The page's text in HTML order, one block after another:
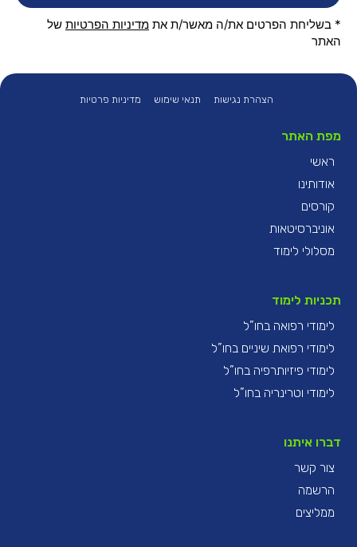
* בשליחת הפרטים את/ה מאשר/ת את מדיניות הפרטיות של
האתר
הצהרת נגישות תנאי שימוש מדיניות פרטיות
מפת האתר
ראשי
אודותינו
קורסים
אוניברסיטאות
מסלולי לימוד
תכניות לימוד
לימודי רפואה בחו”ל
לימודי רפואת שיניים בחו”ל
לימודי פיזיותרפיה בחו”ל
לימודי וטרינריה בחו”ל
דברו איתנו
צור קשר
הרשמה
ממליצים